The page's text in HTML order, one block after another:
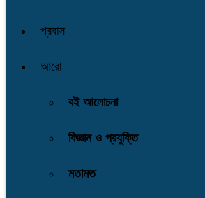
প্রবাস
আরো
বই আলোচনা
বিজ্ঞান ও প্রযুক্তি
মতামত